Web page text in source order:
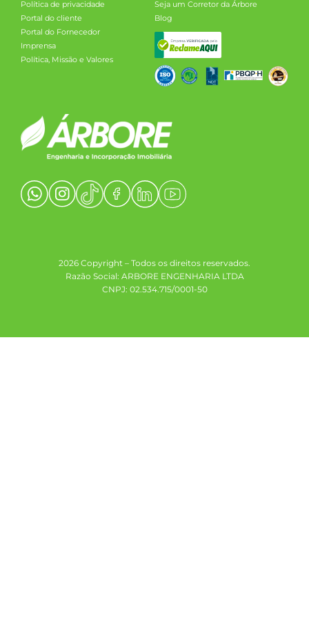
Política de privacidade
Portal do cliente
Portal do Fornecedor
Imprensa
Política, Missão e Valores
Seja um Corretor da Árbore
Blog
2026 Copyright – Todos os direitos reservados.
Razão Social: ARBORE ENGENHARIA LTDA
CNPJ: 02.534.715/0001-50